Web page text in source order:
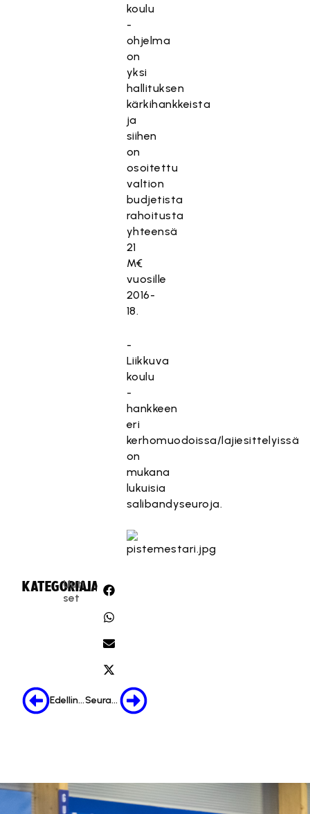
koulu
-
ohjelma
on
yksi
hallituksen
kärkihankkeista
ja
siihen
on
osoitettu
valtion
budjetista
rahoitusta
yhteensä
21
M€
vuosille
2016-
18.
-
Liikkuva
koulu
-
hankkeen
eri
kerhomuodoissa/lajiesittelyissä
on
mukana
lukuisia
salibandyseuroja.
KATEGORIA:
Uuti
set
JAA:
Edellinen Seuraava